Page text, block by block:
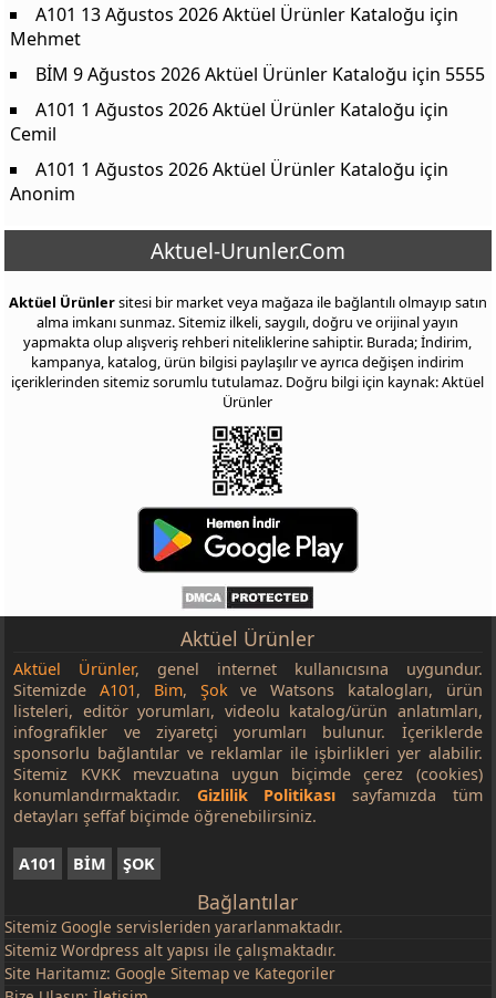
A101 13 Ağustos 2026 Aktüel Ürünler Kataloğu için
Mehmet
BİM 9 Ağustos 2026 Aktüel Ürünler Kataloğu için 5555
A101 1 Ağustos 2026 Aktüel Ürünler Kataloğu için
Cemil
A101 1 Ağustos 2026 Aktüel Ürünler Kataloğu için
Anonim
Aktuel-Urunler.Com
Aktüel Ürünlersitesi bir market veya mağaza ile bağlantılı olmayıp satın
alma imkanı sunmaz. Sitemiz ilkeli, saygılı, doğru ve orijinal yayın
yapmakta olup alışveriş rehberi niteliklerine sahiptir. Burada; İndirim,
kampanya, katalog, ürün bilgisi paylaşılır ve ayrıca değişen indirim
içeriklerinden sitemiz sorumlu tutulamaz. Doğru bilgi için kaynak: Aktüel
Ürünler
Aktüel Ürünler
Aktüel Ürünler, genel internet kullanıcısına uygundur.
SitemizdeA101, Bim, Şok ve Watsons katalogları, ürün
listeleri, editör yorumları, videolu katalog/ürün anlatımları,
infografikler ve ziyaretçi yorumları bulunur. İçeriklerde
sponsorlu bağlantılar ve reklamlar ile işbirlikleri yer alabilir.
Sitemiz KVKK mevzuatına uygun biçimde çerez (cookies)
konumlandırmaktadır. Gizlilik Politikası sayfamızda tüm
detayları şeffaf biçimde öğrenebilirsiniz.
A101 BİM ŞOK
Bağlantılar
Sitemiz Google servisleriden yararlanmaktadır.
Sitemiz Wordpress alt yapısı ile çalışmaktadır.
Site Haritamız: Google Sitemap ve Kategoriler